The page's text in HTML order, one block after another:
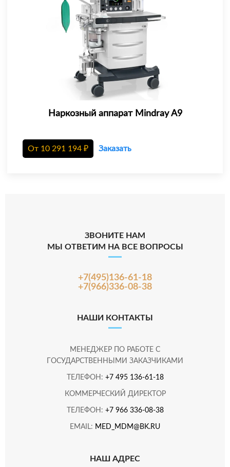
Наркозный аппарат Mindray A9
От 10 291 194 ₽ Заказать
ЗВОНИТЕ НАМ
МЫ ОТВЕТИМ НА ВСЕ ВОПРОСЫ
+7(495)136-61-18
+7(966)336-08-38
НАШИ КОНТАКТЫ
МЕНЕДЖЕР ПО РАБОТЕ С
ГОСУДАРСТВЕННЫМИ ЗАКАЗЧИКАМИ
ТЕЛЕФОН: +7 495 136-61-18
КОММЕРЧЕСКИЙ ДИРЕКТОР
ТЕЛЕФОН: +7 966 336-08-38
EMAIL: MED_MDM@BK.RU
НАШ АДРЕС